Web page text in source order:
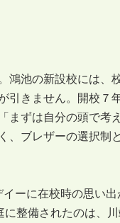
鴻池の新設校には、
引きません。開校７
まずは自分の頭で考
、ブレザーの選択制
ーに在校時の思い
整備されたのは、